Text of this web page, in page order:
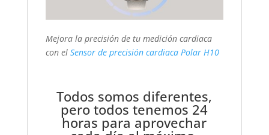
Mejora la precisión de tu medición cardiaca
con el Sensor de precisión cardiaca Polar H10
Todos somos diferentes,
pero todos tenemos 24
horas para aprovechar